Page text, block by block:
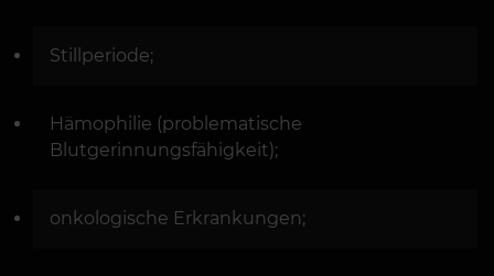
Stillperiode;
Hämophilie (problematische
Blutgerinnungsfähigkeit);
onkologische Erkrankungen;